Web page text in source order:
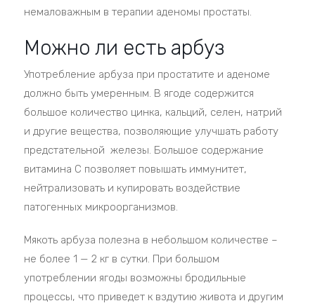
немаловажным в терапии аденомы простаты.
Можно ли есть арбуз
Употребление арбуза при простатите и аденоме
должно быть умеренным. В ягоде содержится
большое количество цинка, кальций, селен, натрий
и другие вещества, позволяющие улучшать работу
предстательной железы. Большое содержание
витамина C позволяет повышать иммунитет,
нейтрализовать и купировать воздействие
патогенных микроорганизмов.
Мякоть арбуза полезна в небольшом количестве –
не более 1 — 2 кг в сутки. При большом
употреблении ягоды возможны бродильные
процессы, что приведет к вздутию живота и другим